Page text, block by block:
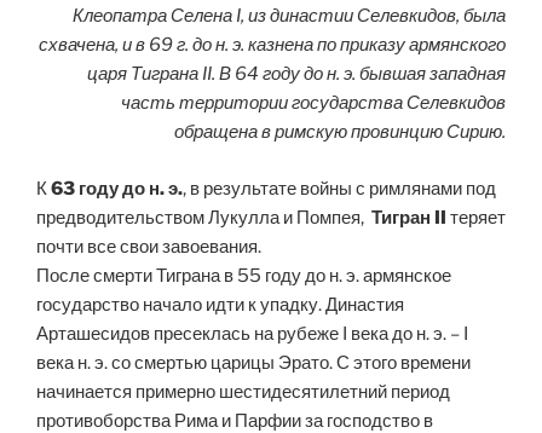
Клеопатра Селена I, из династии Селевкидов, была
схвачена, и в 69 г. до н. э. казнена по приказу армянского
царя Тиграна II. В 64 году до н. э. бывшая западная
часть территории государства Селевкидов
обращена в римскую провинцию Сирию.
К 63 году до н. э., в результате войны с римлянами под
предводительством Лукулла и Помпея, Тигран II теряет
почти все свои завоевания.
После смерти Тиграна в 55 году до н. э. армянское
государство начало идти к упадку. Династия
Арташесидов пресеклась на рубеже I века до н. э. – I
века н. э. со смертью царицы Эрато. С этого времени
начинается примерно шестидесятилетний период
противоборства Рима и Парфии за господство в